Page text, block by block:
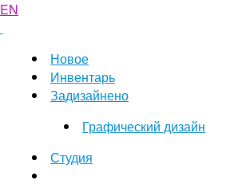
EN
Новое
Инвентарь
Задизайнено
Графический дизайн
Студия